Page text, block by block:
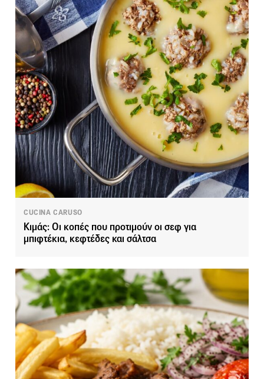
CUCINA CARUSO
Κιμάς: Οι κοπές που προτιμούν οι σεφ για
μπιφτέκια, κεφτέδες και σάλτσα